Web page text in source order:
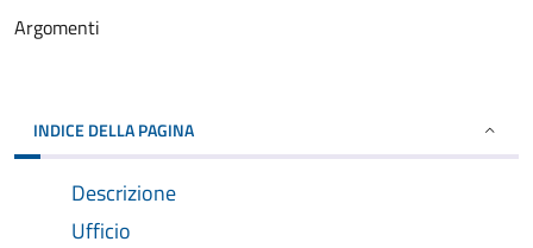
Argomenti
INDICE DELLA PAGINA
Descrizione
Ufficio